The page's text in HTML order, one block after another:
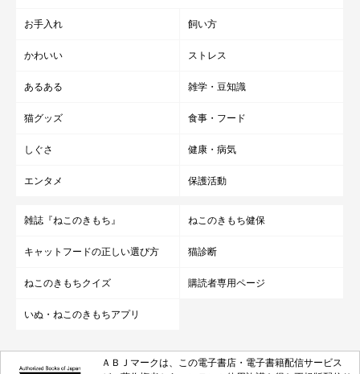
お手入れ 飼い方
かわいい ストレス
あるある 雑学・豆知識
猫グッズ 食事・フード
しぐさ 健康・病気
エンタメ 保護活動
雑誌『ねこのきもち』 ねこのきもち健保
キャットフードの正しい選び方 猫診断
ねこのきもちクイズ 購読者専用ページ
いぬ・ねこのきもちアプリ
ＡＢＪマークは、この電子書店・電子書籍配信サービス